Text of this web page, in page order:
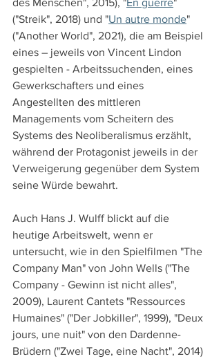
des Menschen", 2015), "En guerre"
("Streik", 2018) und "Un autre monde"
("Another World", 2021), die am Beispiel
eines – jeweils von Vincent Lindon
gespielten - Arbeitssuchenden, eines
Gewerkschafters und eines
Angestellten des mittleren
Managements vom Scheitern des
Systems des Neoliberalismus erzählt,
während der Protagonist jeweils in der
Verweigerung gegenüber dem System
seine Würde bewahrt.
Auch Hans J. Wulff blickt auf die
heutige Arbeitswelt, wenn er
untersucht, wie in den Spielfilmen "The
Company Man" von John Wells ("The
Company - Gewinn ist nicht alles",
2009), Laurent Cantets "Ressources
Humaines" ("Der Jobkiller", 1999), "Deux
jours, une nuit" von den Dardenne-
Brüdern ("Zwei Tage, eine Nacht", 2014)